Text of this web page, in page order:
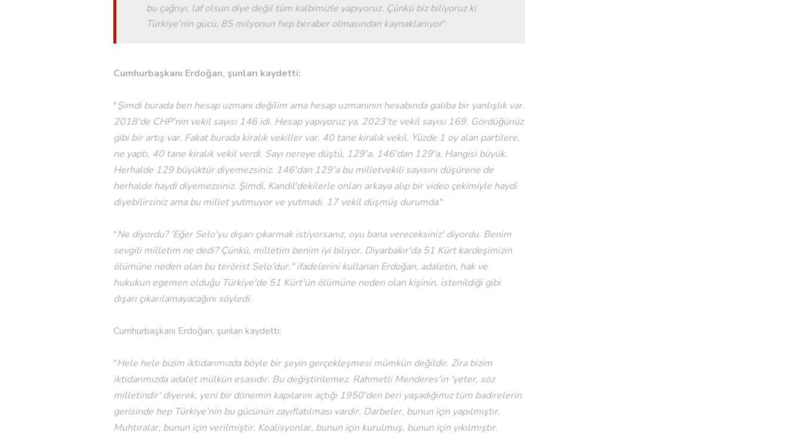
bu çağrıyı, laf olsun diye değil tüm kalbimizle yapıyoruz. Çünkü biz biliyoruz ki
Türkiye'nin gücü, 85 milyonun hep beraber olmasından kaynaklanıyor"
Cumhurbaşkanı Erdoğan, şunları kaydetti:
"Şimdi burada ben hesap uzmanı değilim ama hesap uzmanının hesabında galiba bir yanlışlık var.
2018'de CHP'nin vekil sayısı 146 idi. Hesap yapıyoruz ya. 2023'te vekil sayısı 169. Gördüğünüz
gibi bir artış var. Fakat burada kiralık vekiller var. 40 tane kiralık vekil. Yüzde 1 oy alan partilere,
ne yaptı, 40 tane kiralık vekil verdi. Sayı nereye düştü, 129'a. 146'dan 129'a. Hangisi büyük.
Herhalde 129 büyüktür diyemezsiniz. 146'dan 129'a bu milletvekili sayısını düşürene de
herhalde haydi diyemezsiniz. Şimdi, Kandil'dekilerle onları arkaya alıp bir video çekimiyle haydi
diyebilirsiniz ama bu millet yutmuyor ve yutmadı. 17 vekil düşmüş durumda."
"Ne diyordu? 'Eğer Selo'yu dışarı çıkarmak istiyorsanız, oyu bana vereceksiniz' diyordu. Benim
sevgili milletim ne dedi? Çünkü, milletim benim iyi biliyor. Diyarbakır'da 51 Kürt kardeşimizin
ölümüne neden olan bu terörist Selo'dur." ifadelerini kullanan Erdoğan, adaletin, hak ve
hukukun egemen olduğu Türkiye'de 51 Kürt'ün ölümüne neden olan kişinin, istenildiği gibi
dışarı çıkarılamayacağını söyledi.
Cumhurbaşkanı Erdoğan, şunları kaydetti:
"Hele hele bizim iktidarımızda böyle bir şeyin gerçekleşmesi mümkün değildir. Zira bizim
iktidarımızda adalet mülkün esasıdır. Bu değiştirilemez. Rahmetli Menderes'in 'yeter, söz
milletindir' diyerek, yeni bir dönemin kapılarını açtığı 1950'den beri yaşadığımız tüm badirelerin
gerisinde hep Türkiye'nin bu gücünün zayıflatılması vardır. Darbeler, bunun için yapılmıştır.
Muhtıralar, bunun için verilmiştir. Koalisyonlar, bunun için kurulmuş, bunun için yıkılmıştır.